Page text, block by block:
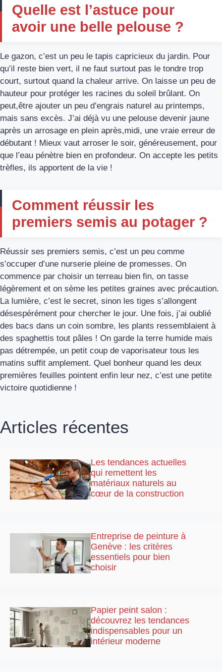
Quelle est l’astuce pour
avoir une belle pelouse ?
Le gazon, c’est un peu le tapis capricieux du jardin. Pour
qu’il reste bien vert, il ne faut surtout pas le tondre trop
court, surtout quand la chaleur arrive. On laisse un peu de
hauteur pour protéger les racines du soleil brûlant. On
peut,être ajouter un peu d’engrais naturel au printemps,
mais sans excès. J’ai déjà vu une pelouse devenir jaune
après un arrosage en plein après,midi, une vraie erreur de
débutant ! Mieux vaut arroser le soir, généreusement, pour
que l’eau pénètre bien en profondeur. On accepte les petits
trèfles, ils apportent de la vie !
Comment réussir les
premiers semis au potager ?
Réussir ses premiers semis, c’est un peu comme
s’occuper d’une nurserie pleine de promesses. On
commence par choisir un terreau bien fin, on tasse
légèrement et on sème les petites graines avec précaution.
La lumière, c’est le secret, sinon les tiges s’allongent
désespérément pour chercher le jour. Une fois, j’ai oublié
des bacs dans un coin sombre, les plants ressemblaient à
des spaghettis tout pâles ! On garde la terre humide mais
pas détrempée, un petit coup de vaporisateur tous les
matins suffit amplement. Quel bonheur quand les deux
premières feuilles pointent enfin leur nez, c’est une petite
victoire quotidienne !
Articles récentes
Les tendances actuelles
qui remettent les
matériaux naturels au
cœur de la construction
Entreprise de peinture à
Genève : les critères
essentiels pour bien
choisir
Papier peint salon :
découvrez les tendances
indispensables pour un
intérieur moderne